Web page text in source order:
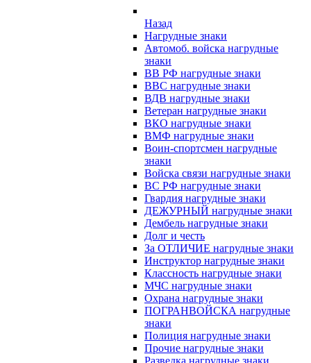
Назад
Нагрудные знаки
Автомоб. войска нагрудные
знаки
ВВ РФ нагрудные знаки
ВВС нагрудные знаки
ВДВ нагрудные знаки
Ветеран нагрудные знаки
ВКО нагрудные знаки
ВМФ нагрудные знаки
Воин-спортсмен нагрудные
знаки
Войска связи нагрудные знаки
ВС РФ нагрудные знаки
Гвардия нагрудные знаки
ДЕЖУРНЫЙ нагрудные знаки
Дембель нагрудные знаки
Долг и честь
За ОТЛИЧИЕ нагрудные знаки
Инструктор нагрудные знаки
Классность нагрудные знаки
МЧС нагрудные знаки
Охрана нагрудные знаки
ПОГРАНВОЙСКА нагрудные
знаки
Полиция нагрудные знаки
Прочие нагрудные знаки
Разведка нагрудные знаки